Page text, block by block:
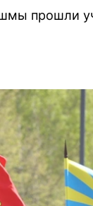
прошли